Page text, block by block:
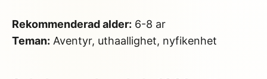
Rekommenderad alder: 6-8 ar
Teman: Aventyr, uthaallighet, nyfikenhet